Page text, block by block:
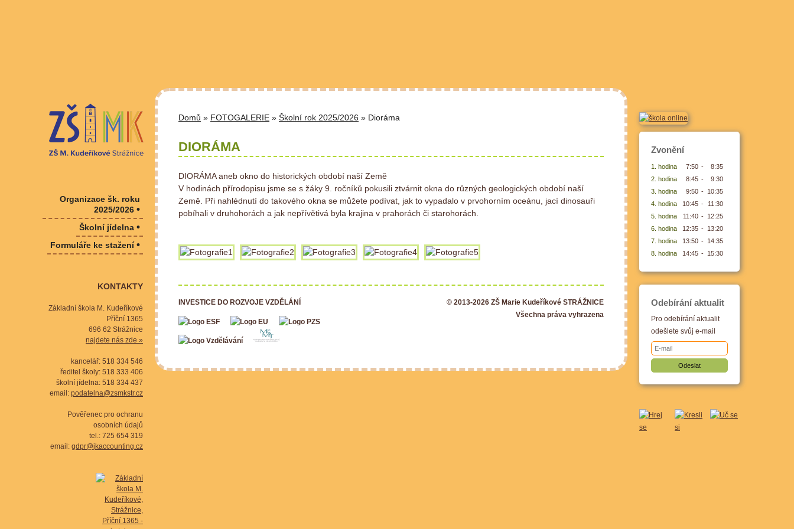
Domů » FOTOGALERIE » Školní rok 2025/2026 » Dioráma
DIORÁMA
DIORÁMA aneb okno do historických období naší Země
V hodinách přírodopisu jsme se s žáky 9. ročníků pokusili ztvárnit okna do různých geologických období naší
Země. Při nahlédnutí do takového okna se můžete podívat, jak to vypadalo v prvohorním oceánu, jací dinosauři
pobíhali v druhohorách a jak nepřívětivá byla krajina v prahorách či starohorách.
INVESTICE DO ROZVOJE VZDĚLÁNÍ
© 2013-2026 ZŠ Marie Kudeříkové STRÁŽNICE
Všechna práva vyhrazena
Organizace šk. roku
2025/2026 •
Školní jídelna •
Formuláře ke stažení•
KONTAKTY
Základní škola M. Kudeříkové
Příční 1365
696 62 Strážnice
najdete nás zde »
kancelář: 518 334 546
ředitel školy: 518 333 406
školní jídelna: 518 334 437
email: podatelna@zsmkstr.cz
Pověřenec pro ochranu
osobních údajů
tel.: 725 654 319
email: gdpr@jkaccounting.cz
Zvonění
1. hodina 7:50 -
8:35
2. hodina
8:45 -
9:30
3. hodina
9:50 - 10:35
4. hodina
10:45 -
11:30
5. hodina
11:40 - 12:25
6. hodina
12:35 - 13:20
7. hodina
13:50 - 14:35
8. hodina
14:45 - 15:30
Odebírání aktualit
Pro odebírání aktualit
odešlete svůj e-mail